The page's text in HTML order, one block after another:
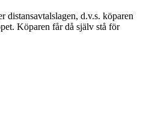
distansavtalslagen, d.v.s. köparen
Köparen får då själv stå för